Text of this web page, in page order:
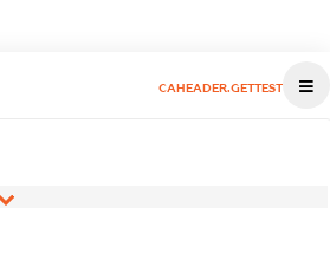
CAHEADER.GETTEST